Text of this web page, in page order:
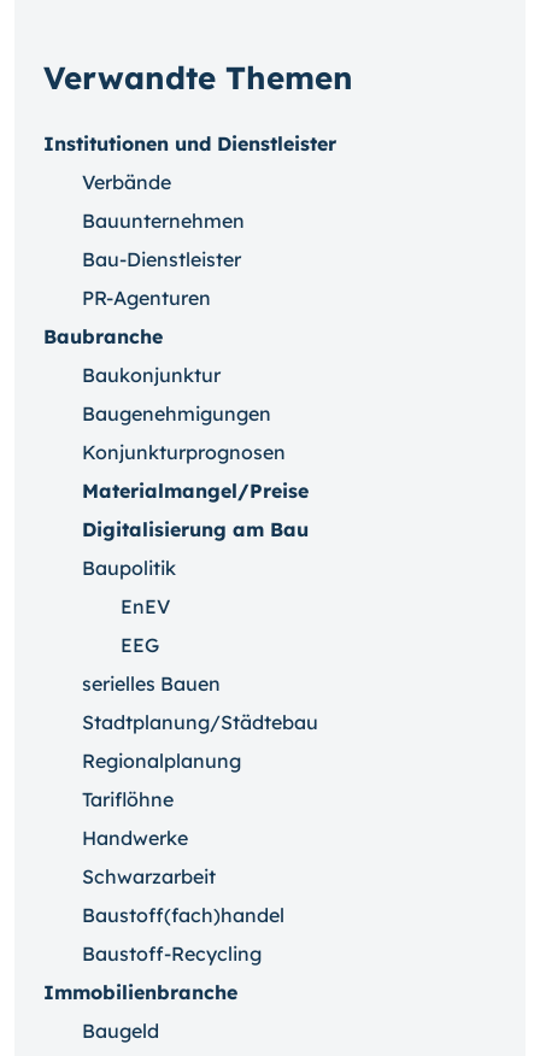
Verwandte Themen
Institutionen und Dienstleister
Verbände
Bauunternehmen
Bau-Dienstleister
PR-Agenturen
Baubranche
Baukonjunktur
Baugenehmigungen
Konjunkturprognosen
Materialmangel/Preise
Digitalisierung am Bau
Baupolitik
EnEV
EEG
serielles Bauen
Stadtplanung/Städtebau
Regionalplanung
Tariflöhne
Handwerke
Schwarzarbeit
Baustoff(fach)handel
Baustoff-Recycling
Immobilienbranche
Baugeld